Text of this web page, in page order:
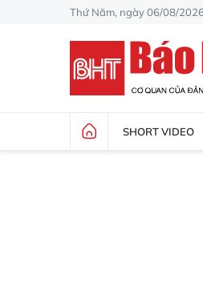
Thứ Năm, ngày 06/08/2026
SHORT VIDEO